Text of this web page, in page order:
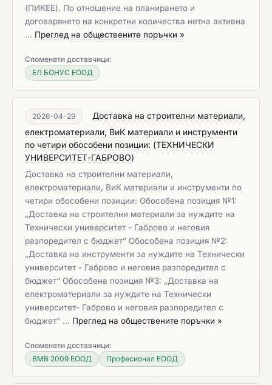
(ПИКЕЕ). По отношение на планирането и
договарянето на конкретни количества нетна активна
… Преглед на обществените поръчки »
Споменати доставчици:
ЕЛ БОНУС ЕООД
2026-04-29
Доставка на строителни материали,
електроматериали, ВиК материали и инструменти
по четири обособени позиции: (ТЕХНИЧЕСКИ
УНИВЕРСИТЕТ-ГАБРОВО)
Доставка на строителни материали,
електроматериали, ВиК материали и инструменти по
четири обособени позиции: Обособена позиция №1:
„Доставка на строителни материали за нуждите на
Технически университет - Габрово и неговия
разпоредител с бюджет” Обособена позиция №2:
„Доставка на инструменти за нуждите на Технически
университет - Габрово и неговия разпоредител с
бюджет“ Обособена позиция №3: „Доставка на
електроматериали за нуждите на Технически
университет- Габрово и неговия разпоредител с
бюджет” … Преглед на обществените поръчки »
Споменати доставчици:
ВМВ 2009 ЕООД
Професионал ЕООД